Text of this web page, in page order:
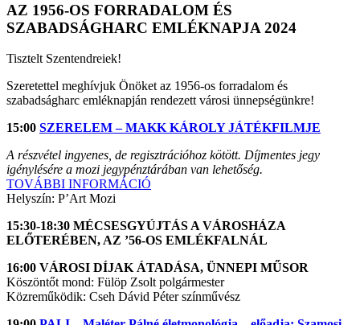
AZ 1956-OS FORRADALOM ÉS
SZABADSÁGHARC EMLÉKNAPJA 2024
Tisztelt Szentendreiek!
Szeretettel meghívjuk Önöket az 1956-os forradalom és
szabadságharc emléknapján rendezett városi ünnepségünkre!
15:00 SZERELEM – MAKK KÁROLY JÁTÉKFILMJE
A részvétel ingyenes, de regisztrációhoz kötött. Díjmentes jegy
igénylésére a mozi jegypénztárában van lehetőség.
TOVÁBBI INFORMÁCIÓ
Helyszín: P’Art Mozi
15:30-18:30 MÉCSESGYÚJTÁS A VÁROSHÁZA
ELŐTERÉBEN, AZ ’56-OS EMLÉKFALNÁL
16:00 VÁROSI DÍJAK ÁTADÁSA, ÜNNEPI MŰSOR
Köszöntőt mond: Fülöp Zsolt polgármester
Közreműködik: Cseh Dávid Péter színművész